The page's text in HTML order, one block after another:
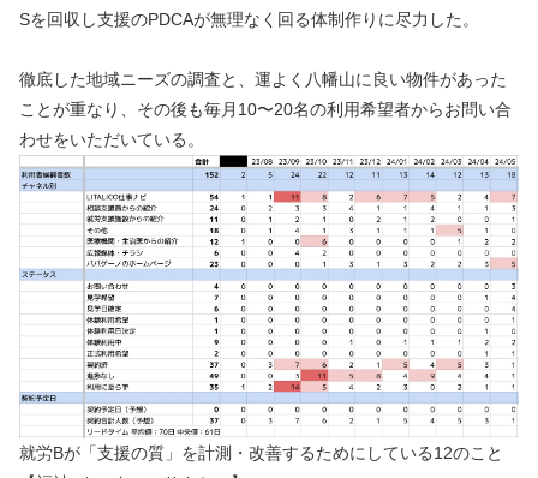
Sを回収し支援のPDCAが無理なく回る体制作りに尽力した。
徹底した地域ニーズの調査と、運よく八幡山に良い物件があった
ことが重なり、その後も毎月10〜20名の利用希望者からお問い合
わせをいただいている。
就労Bが「支援の質」を計測・改善するためにしている12のこと